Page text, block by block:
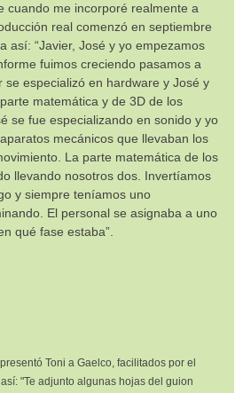
cuando me incorporé realmente a
real comenzó en septiembre
así: “Javier, José y yo empezamos
fuimos creciendo pasamos a
se especializó en hardware y José y
matemática y de 3D de los
se fue especializando en sonido y yo
mecánicos que llevaban los
La parte matemática de los
llevando nosotros dos. Invertíamos
y siempre teníamos uno
El personal se asignaba a uno
qué fase estaba”.
Toni a Gaelco, facilitados por el
"Te adjunto algunas hojas del guion